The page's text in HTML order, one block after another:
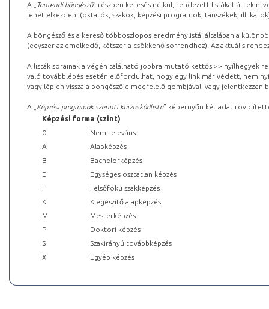
A „ Tanrendi böngésző” részben keresés nélkül, rendezett listákat
lehet elkezdeni (oktatók, szakok, képzési programok, tanszékek, ill.
A böngésző és a kereső többoszlopos eredménylistái általában a
(egyszer az emelkedő, kétszer a csökkenő sorrendhez). Az aktuális
A listák sorainak a végén található jobbra mutató kettős >> nyílhegyek
való továbblépés esetén előfordulhat, hogy egy link már védett, nem
vagy lépjen vissza a böngészője megfelelő gombjával, vagy
A „ Képzési programok szerinti kurzuskódlista” képernyőn két adat
Képzési forma (szint)
0
Nem releváns
A
Alapképzés
B
Bachelorképzés
E
Egységes osztatlan képzés
F
Felsőfokú szakképzés
K
Kiegészítő alapképzés
M
Mesterképzés
P
Doktori képzés
S
Szakirányú továbbképzés
X
Egyéb képzés